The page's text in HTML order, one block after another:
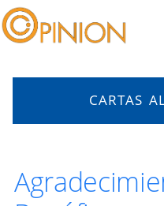
CARTAS